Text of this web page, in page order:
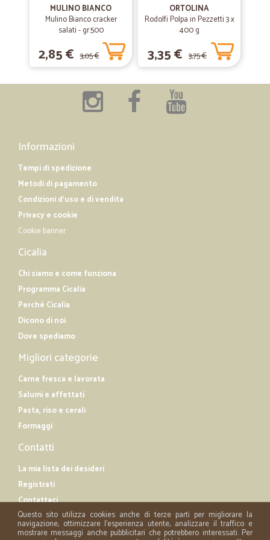
12/12/2018
—Eugenia daniela T.
Molto efficiente.Grazie!
Molto efficiente.Grazie!
MULINO BIANCO
Mulino Bianco cracker
salati - gr.500
2,85 € 3,05 €
ORTOLINA
Rodolfi Polpa in Pezzetti 3 x
400 g
3,35 € 3,75 €
Informazioni
Tempi di spedizione
Metodi di pagamento
Condizioni d'uso e di vendita
Privacy e cookie
Cookie banner
Cicalia
Chi siamo e come funziona
Programma Cicalia
Perché Cicalia
Dicono di noi
Dove spediamo
Migliori categorie
Carne fresca e lavorata
Salumi e affettati
Pasta, riso e cerali
Formaggi
Contatti
La mia lista dei desideri
Registrati
Contattaci
Questo sito utilizza cookies anche di terze parti per migliorare la
navigazione, ottimizzare l'esperienza utente, analizzare il traffico e
mostrare messaggi anche pubblicitari che potrebbero interessati. Per